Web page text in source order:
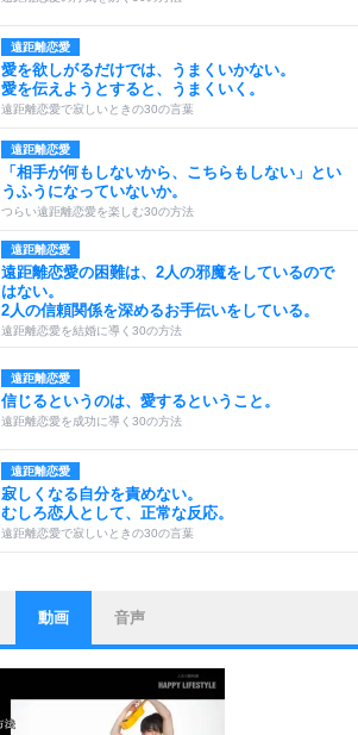
遠距離恋愛
愛を欲しがるだけでは、うまくいかない。
愛を伝えようとすると、うまくいく。
遠距離恋愛で寂しいときの30の言葉
遠距離恋愛
「相手が何もしないから、こちらもしない」とい
うふうになっていないか。
つらい遠距離恋愛を楽しむ30の方法
遠距離恋愛
遠距離恋愛の困難は、2人の邪魔をしているので
はない。
2人の信頼関係を深めるお手伝いをしている。
遠距離恋愛を結婚に導く30の方法
遠距離恋愛
信じるというのは、愛するということ。
遠距離恋愛を成功に導く30の方法
遠距離恋愛
寂しくなる自分を責めない。
むしろ恋人として、正常な反応。
遠距離恋愛で寂しいときの30の言葉
ストレス対策
他人と比べない。
いっそのこと、他人を見ない。
いらいらしない人になる30の方法
動画 音声